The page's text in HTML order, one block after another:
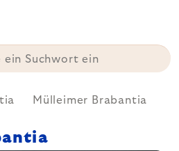
Mülleimer Brabantia